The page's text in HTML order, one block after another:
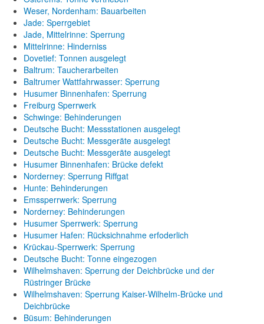
Weser, Nordenham: Bauarbeiten
Jade: Sperrgebiet
Jade, Mittelrinne: Sperrung
Mittelrinne: Hinderniss
Dovetief: Tonnen ausgelegt
Baltrum: Taucherarbeiten
Baltrumer Wattfahrwasser: Sperrung
Husumer Binnenhafen: Sperrung
Freiburg Sperrwerk
Schwinge: Behinderungen
Deutsche Bucht: Messstationen ausgelegt
Deutsche Bucht: Messgeräte ausgelegt
Deutsche Bucht: Messgeräte ausgelegt
Husumer Binnenhafen: Brücke defekt
Norderney: Sperrung Riffgat
Hunte: Behinderungen
Emssperrwerk: Sperrung
Norderney: Behinderungen
Husumer Sperrwerk: Sperrung
Husumer Hafen: Rücksichnahme erfoderlich
Krückau-Sperrwerk: Sperrung
Deutsche Bucht: Tonne eingezogen
Wilhelmshaven: Sperrung der Deichbrücke und der
Rüstringer Brücke
Wilhelmshaven: Sperrung Kaiser-Wilhelm-Brücke und
Deichbrücke
Büsum: Behinderungen